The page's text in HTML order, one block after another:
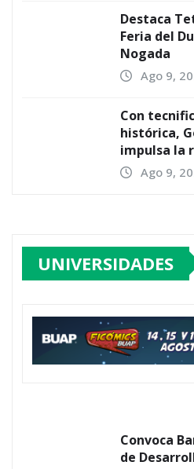
Destaca
Feria del
Nogada
Ago 9,
Con
histórica,
impulsa la
Ago 9,
UNIVERSIDADES
Convoca
de